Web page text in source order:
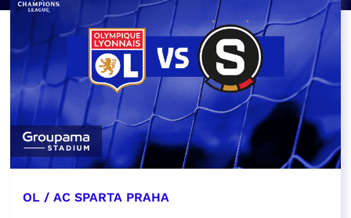
OL / AC SPARTA PRAHA